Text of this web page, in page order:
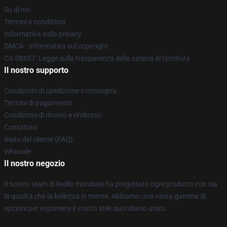
Su di noi
Termini e condizioni
Informativa sulla privacy
DMCA - Informativa sul copyright
CA SB657: Legge sulla trasparenza della catena di fornitura
Il nostro supporto
Condizioni di spedizione e consegna
Termini di pagamento
Condizioni di ritorno e rimborso
Contattaci
Aiuto del cliente (FAQ)
Whosale
Il nostro negozio
Il nostro team di livello mondiale ha progettato ogni prodotto con sia
la qualità che la bellezza in mente. Abbiamo una vasta gamma di
opzioni per esprimere il vostro stile quotidiano unico.